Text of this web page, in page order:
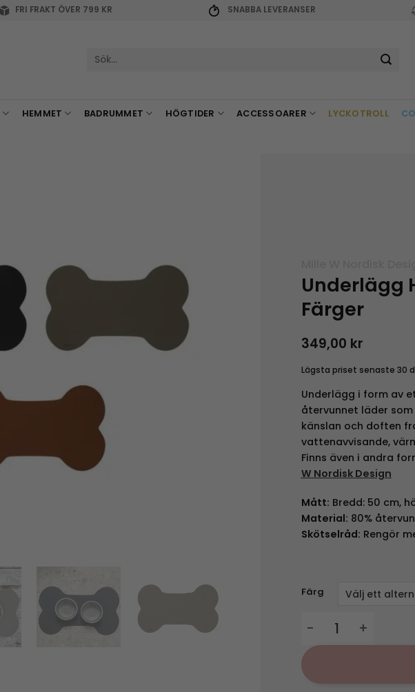
FRI FRAKT ÖVER 799 KR SNABBA LEVERANSER
Sök
HEMMET BADRUMMET HÖGTIDER ACCESSOARER LYCKOTROLL
Underlägg
Färger
349,00 kr
Lägsta priset senaste 30
Underlägg i form av
återvunnet läder
känslan och doften
vattenavvisande,
Finns även i andra
W Nordisk Design
Mått: Bredd: 50 cm,
Material: 80%
Skötselråd: Rengör
Färg